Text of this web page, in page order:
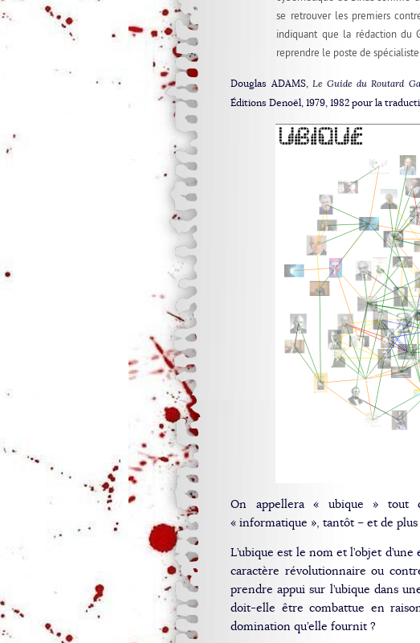
se retrouver les premiers
indiquant que la rédaction du
reprendre le poste de
Douglas ADAMS,Le Guide du Routard
Éditions Denoël, 1979, 1982 pour la
On appellera « ubique » tout
« informatique », tantôt – et de
L’ubique est le nom et l’objet
caractère révolutionnaire ou
prendre appui sur l’ubique dans
doit-elle être combattue en
domination qu’elle fournit ?